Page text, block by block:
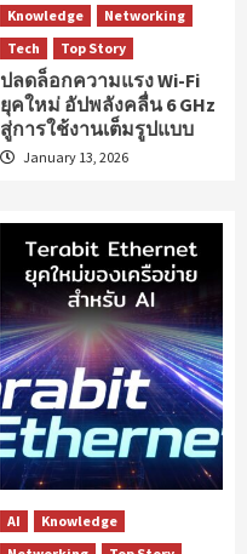
Knowledge
Networking
Tech
Top Story
ปลดล็อกความแรง Wi-Fi
ยุคใหม่ อัปพลังคลื่น 6 GHz
สู่การใช้งานเต็มรูปแบบ
January 13, 2026
AI
Knowledge